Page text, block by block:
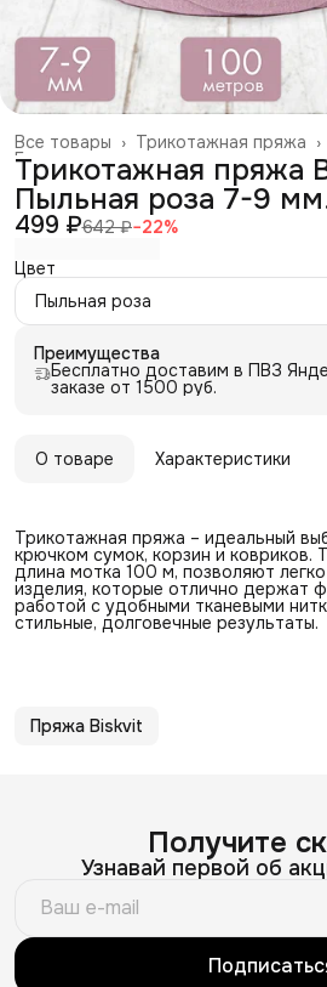
Трикотажная пряжа ›
Все товары ›
Главная ›
Трикотажная пряжа
Пыльная роза 7-9
499 ₽642 ₽−22%
Цвет
Пыльная роза
Преимущества
Бесплатно доставим в ПВЗ
заказе от 1500 руб.
О товаре Характеристики
Трикотажная пряжа – идеальный
крючком сумок, корзин и ковриков.
длина мотка 100 м, позволяют
изделия, которые отлично держат
работой с удобными тканевыми
стильные, долговечные результаты.
Пряжа Biskvit
Получите
Узнавай первой об